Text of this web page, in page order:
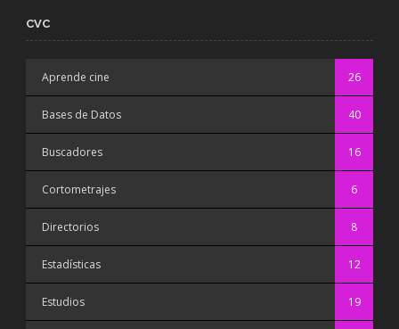
CVC
Aprende cine 26
Bases de Datos 40
Buscadores 16
Cortometrajes 6
Directorios 8
Estadísticas 12
Estudios 19